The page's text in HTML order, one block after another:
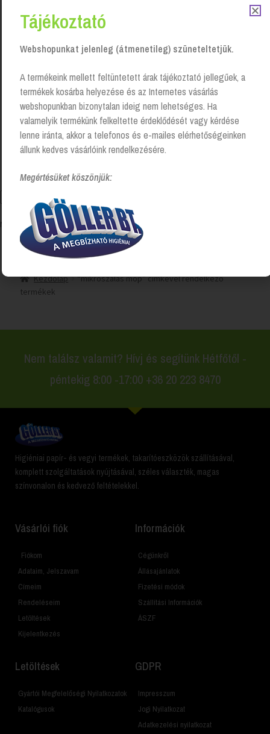
Zsebes/füles mikroszálas mop, 40-es
Login to see prices
Mind a(z) 2 találat megjelenítve
Kezdőlap
“mikroszálas mop” címkével rendelkező
termékek
Nem találsz valamit? Hívj és segítünk Hétfőtől -
péntekig 8:00 -17:00 +36 20 223 8470
Higiéniai papír- és vegyi termékek, takarítóeszközök szállításával,
komplett szolgáltatások nyújtásával, széles választék, magas
színvonalon és kedvező feltételekkel.
Vásárlói fiók
Fiókom
Adataim, Jelszavam
Címeim
Rendeléseim
Letöltések
Kijelentkezés
Információk
Cégünkről
Állásajánlatok
Fizetési módok
Szállítási Információk
ÁSZF
Letöltések
Gyártói Megfelelőségi Nyilatkozatok
Katalógusok
GDPR
Impresszum
Jogi Nyilatkozat
Adatkezelési nyilatkozat
Tájékoztató
Webshopunkat jelenleg (átmenetileg) szüneteltetjük.
A termékeink mellett feltüntetett árak tájékoztató jellegűek, a
termékek kosárba helyezése és az Internetes vásárlás
webshopunkban bizonytalan ideig nem lehetséges. Ha
valamelyik termékünk felkeltette érdeklődését vagy kérdése
lenne iránta, akkor a telefonos és e-mailes elérhetőségeinken
állunk kedves vásárlóink rendelkezésére.
Megértésüket köszönjük: